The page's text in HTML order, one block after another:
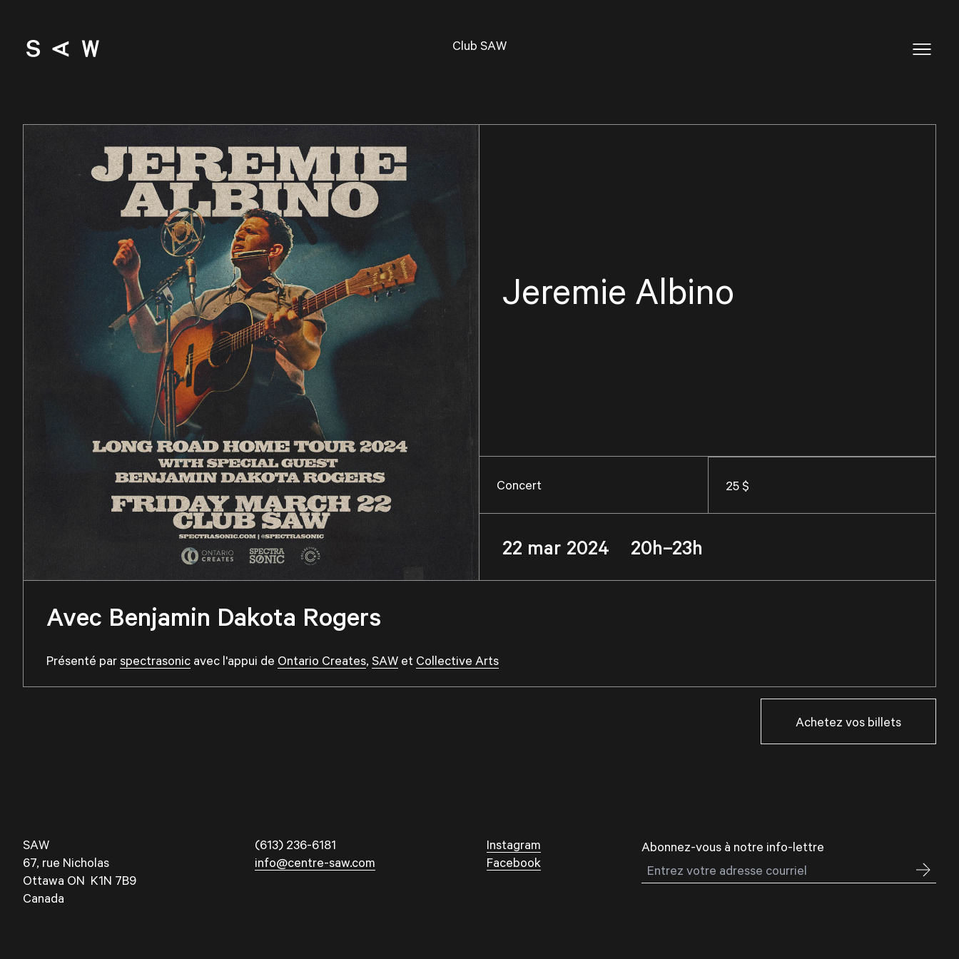
Club SAW
Jeremie Albino
Concert 25 $
22 mar 2024 20h–23h
Avec Benjamin Dakota Rogers
Présenté par spectrasonic avec l'appui de Ontario Creates, SAW et Collective Arts
Achetez vos billets
SAW
67, rue Nicholas
Ottawa ON K1N 7B9
Canada
(613) 236-6181
info@centre-saw.com
Instagram
Facebook
Abonnez-vous à notre info-lettre
Courriel